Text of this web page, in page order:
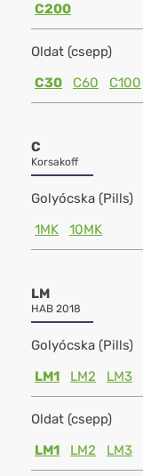
C200
Oldat (csepp)
C30
C60 C100
C
Korsakoff
Golyócska (Pills)
1MK
10MK
LM
HAB 2018
Golyócska (Pills)
LM1
LM2 LM3
Oldat (csepp)
LM1
LM2 LM3